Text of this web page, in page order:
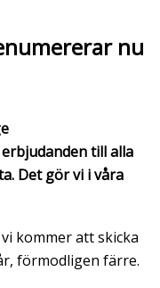
nu
till alla
Det gör vi i våra
kommer att skicka
förmodligen färre.